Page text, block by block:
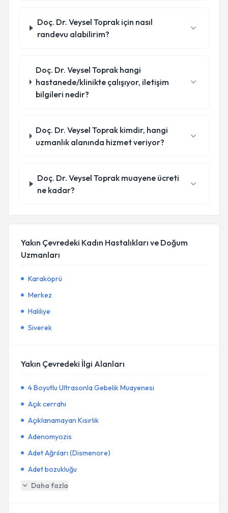
Doç. Dr. Veysel Toprak için nasıl
randevu alabilirim?
Doç. Dr. Veysel Toprak hangi
hastanede/klinikte çalışıyor, iletişim
bilgileri nedir?
Doç. Dr. Veysel Toprak kimdir, hangi
uzmanlık alanında hizmet veriyor?
Doç. Dr. Veysel Toprak muayene ücreti
ne kadar?
Yakın Çevredeki Kadın Hastalıkları ve Doğum
Uzmanları
Karaköprü
Merkez
Haliliye
Siverek
Yakın Çevredeki İlgi Alanları
4 Boyutlu Ultrasonla Gebelik Muayenesi
Açık cerrahi
Açıklanamayan Kısırlık
Adenomyozis
Adet Ağrıları (Dismenore)
Adet bozukluğu
Daha fazla